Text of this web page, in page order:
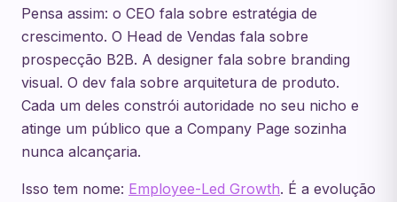
Pensa assim: o CEO fala sobre estratégia de
crescimento. O Head de Vendas fala sobre
prospecção B2B. A designer fala sobre branding
visual. O dev fala sobre arquitetura de produto.
Cada um deles constrói autoridade no seu nicho e
atinge um público que a Company Page sozinha
nunca alcançaria.
Isso tem nome: Employee-Led Growth. É a evolução